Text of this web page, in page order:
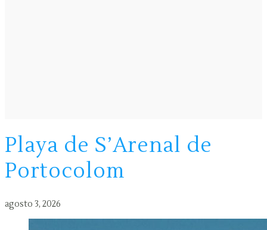
Playa de S’Arenal de
Portocolom
agosto 3, 2026